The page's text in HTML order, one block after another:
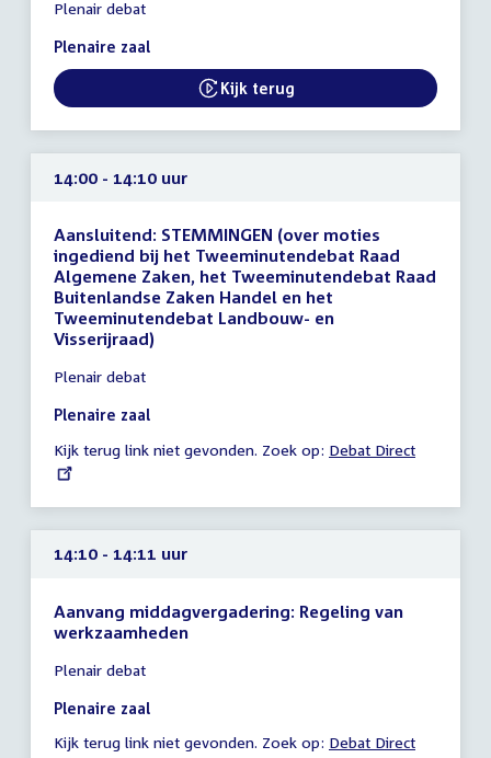
vergadering
13:55
14:00
uur
Plenair debat
Plenaire zaal
External link:
Kijk terug
14:00 - 14:10 uur
Aansluitend: STEMMINGEN (over moties
ingediend bij het Tweeminutendebat Raad
Algemene Zaken, het Tweeminutendebat Raad
Buitenlandse Zaken Handel en het
Tweeminutendebat Landbouw- en
Visserijraad)
vergadering
14:00
14:10
uur
Plenair debat
Plenaire zaal
Kijk terug link niet gevonden. Zoek op: External
Debat Direct
14:10 - 14:11 uur
Aanvang middagvergadering: Regeling van
werkzaamheden
vergadering
14:10
14:11
Plenair debat
Plenaire zaal
Kijk terug link niet gevonden. Zoek op: External
Debat Direct